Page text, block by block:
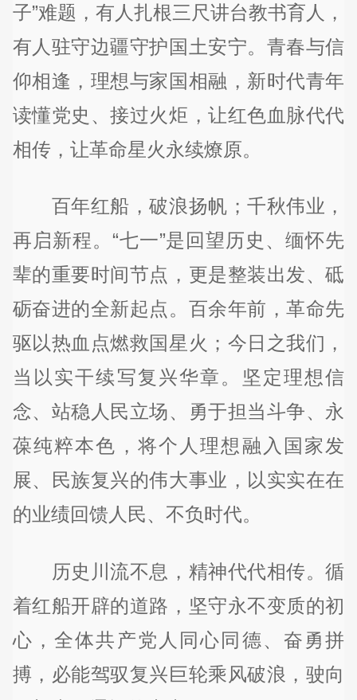
子”难题，有人扎根三尺讲台教书育人，
有人驻守边疆守护国土安宁。青春与信
仰相逢，理想与家国相融，新时代青年
读懂党史、接过火炬，让红色血脉代代
相传，让革命星火永续燎原。
百年红船，破浪扬帆；千秋伟业，
再启新程。“七一”是回望历史、缅怀先
辈的重要时间节点，更是整装出发、砥
砺奋进的全新起点。百余年前，革命先
驱以热血点燃救国星火；今日之我们，
当以实干续写复兴华章。坚定理想信
念、站稳人民立场、勇于担当斗争、永
葆纯粹本色，将个人理想融入国家发
展、民族复兴的伟大事业，以实实在在
的业绩回馈人民、不负时代。
历史川流不息，精神代代相传。循
着红船开辟的道路，坚守永不变质的初
心，全体共产党人同心同德、奋勇拼
搏，必能驾驭复兴巨轮乘风破浪，驶向